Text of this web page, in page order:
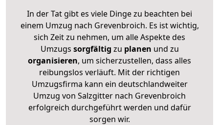
In der Tat gibt es viele Dinge zu beachten bei
einem Umzug nach Grevenbroich. Es ist wichtig,
sich Zeit zu nehmen, um alle Aspekte des
Umzugs sorgfältig zu planen und zu
organisieren, um sicherzustellen, dass alles
reibungslos verläuft. Mit der richtigen
Umzugsfirma kann ein deutschlandweiter
Umzug von Salzgitter nach Grevenbroich
erfolgreich durchgeführt werden und dafür
sorgen wir.